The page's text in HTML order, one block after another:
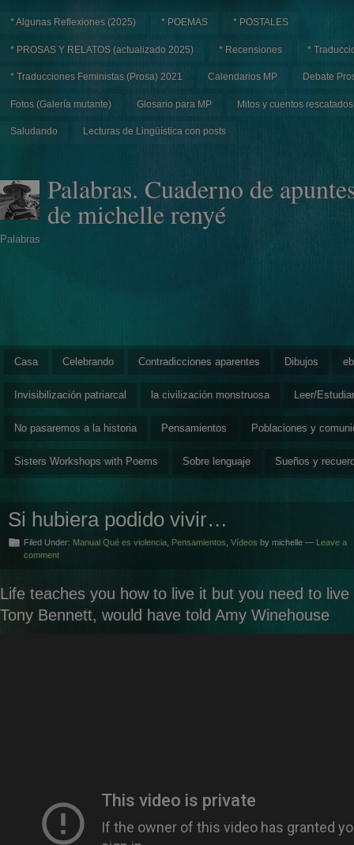
* Algunas Reflexiones (2025) * POEMAS * POSTALES
* PROSAS Y RELATOS (actualizado 2025) * Recensiones *
* Traducciones Feministas (Prosa) 2021 Calendarios MP Debate
Fotos (Galería mutante) Glosario para MP Mitos y cuentos rescatados
Saludando Lecturas de Lingüística con posts
Palabras. Cuaderno de
de michelle renyé
Palabras
Casa Celebrando Contradicciones aparentes Dibujos
Invisibilización patriarcal la civilización monstruosa Leer/Estudiar
No pasaremos a la historia Pensamientos Poblaciones y
Sisters Workshops with Poems Sobre lenguaje Sueños y
Si hubiera podido vivir…
Filed Under: Manual Qué es violencia Pensamientos Vídeos by michelle — Leave a
comment
Life teaches you how to live it but you need to live
Tony Bennett, would have told Amy Winehouse